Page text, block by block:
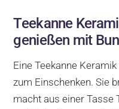
Teekanne
genießen mit
Eine Teekanne
zum Einschenken. Sie
macht aus einer Tasse